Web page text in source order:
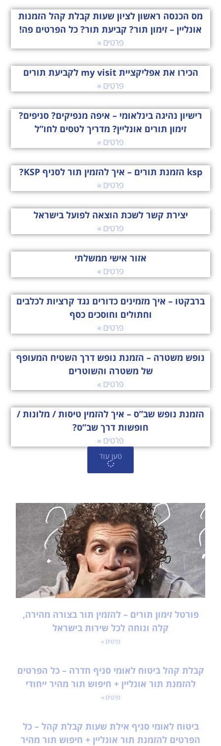
מס הכנסה ראשון לציון שעות קבלת קהל הזמנות
אונליין – זימון תור? קביעת תור? כל הפרטים פה!
פרטים »
הכירו את אפליקציית my visit לקביעת תורים
פרטים »
רישיון נהיגה בינלאומי – איפה מנפיקים? סניפים?
זימון תורים אונליין? מדריך לטסים לחו”ל
פרטים »
ksp הזמנת תורים – איך להזמין תור לסניף KSP?
פרטים »
יצירת קשר לשכת הוצאה לפועל בישראל
פרטים »
אזור אישי ממשלתי
פרטים »
ברבקטו – איך מזמינים כדורים נגד קרציות לכלבים
וחתולים וחוסכים כסף
פרטים »
נופש משטרה – הזמנת נופש דרך השטיח המעופף
של משטרה והשוטרים
פרטים »
הזמנת נופש שב”ס – איך להזמין טיסות / מלונות /
חופשות דרך שב”ס?
פרטים »
טען עוד
פורטל זימון תורים – להזמין תור בצורה מהירה,
קלה ונוחה לכל שירות בישראל
פרטים »
קבלת קהל ביטוח לאומי סניף חדרה – כל הפרטים
להזמנת תור אונליין + חיפוש תור מהיר ייחודי
פרטים »
ביטוח לאומי סניף אילת שעות קבלת קהל – כל
הפרטים להזמנת תור אונליין + חיפוש תור מהיר